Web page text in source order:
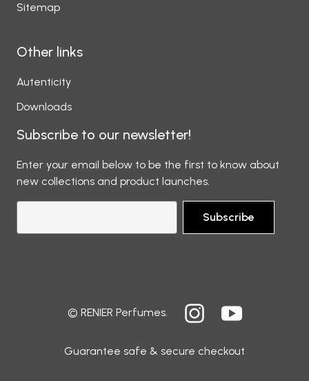
Sitemap
Other links
Autenticity
Downloads
Subscribe to our newsletter!
Enter your email below to be the first to know about
new collections and product launches.
Subscribe
© RENIER Perfumes.
Guarantee safe & secure checkout